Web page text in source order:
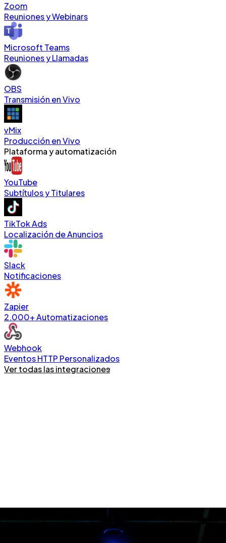
Zoom
Reuniones y Webinars
Microsoft Teams
Reuniones y Llamadas
OBS
Transmisión en Vivo
vMix
Producción en Vivo
Plataforma y automatización
YouTube
Subtítulos y Titulares
TikTok Ads
Localización de Anuncios
Slack
Notificaciones
Zapier
2.000+ Automatizaciones
Webhook
Eventos HTTP Personalizados
Ver todas las integraciones